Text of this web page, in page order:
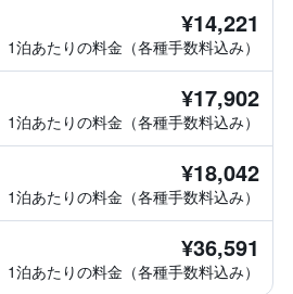
¥14,221
1泊あたりの料金（各種手数料込み）
¥17,902
1泊あたりの料金（各種手数料込み）
¥18,042
1泊あたりの料金（各種手数料込み）
¥36,591
1泊あたりの料金（各種手数料込み）